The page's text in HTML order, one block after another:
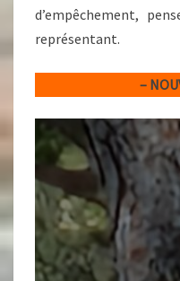
d’empêchement,
représentant.
–